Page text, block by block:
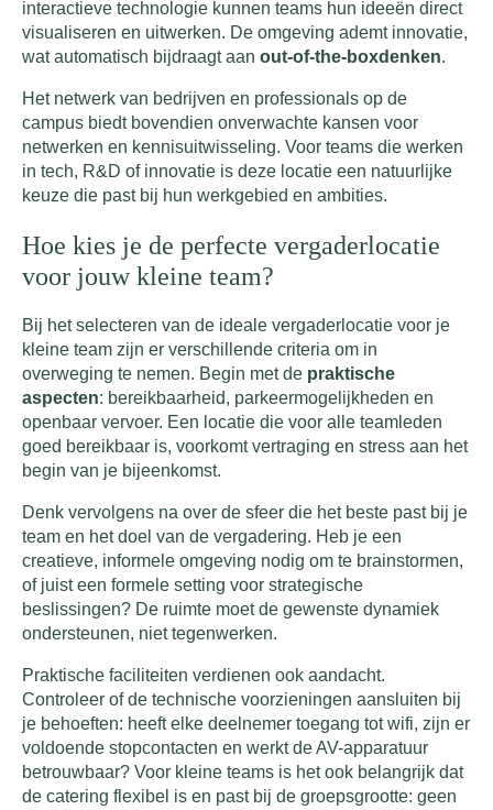
interactieve technologie kunnen teams hun ideeën direct
visualiseren en uitwerken. De omgeving ademt innovatie,
wat automatisch bijdraagt aan out-of-the-boxdenken.
Het netwerk van bedrijven en professionals op de
campus biedt bovendien onverwachte kansen voor
netwerken en kennisuitwisseling. Voor teams die werken
in tech, R&D of innovatie is deze locatie een natuurlijke
keuze die past bij hun werkgebied en ambities.
Hoe kies je de perfecte vergaderlocatie
voor jouw kleine team?
Bij het selecteren van de ideale vergaderlocatie voor je
kleine team zijn er verschillende criteria om in
overweging te nemen. Begin met de praktische
aspecten: bereikbaarheid, parkeermogelijkheden en
openbaar vervoer. Een locatie die voor alle teamleden
goed bereikbaar is, voorkomt vertraging en stress aan het
begin van je bijeenkomst.
Denk vervolgens na over de sfeer die het beste past bij je
team en het doel van de vergadering. Heb je een
creatieve, informele omgeving nodig om te brainstormen,
of juist een formele setting voor strategische
beslissingen? De ruimte moet de gewenste dynamiek
ondersteunen, niet tegenwerken.
Praktische faciliteiten verdienen ook aandacht.
Controleer of de technische voorzieningen aansluiten bij
je behoeften: heeft elke deelnemer toegang tot wifi, zijn er
voldoende stopcontacten en werkt de AV-apparatuur
betrouwbaar? Voor kleine teams is het ook belangrijk dat
de catering flexibel is en past bij de groepsgrootte: geen